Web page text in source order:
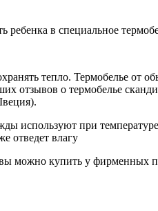
в специальное
тепло. Термобелье от
отзывов о термобелье
используют при
отведет влагу
можно купить у фирменных